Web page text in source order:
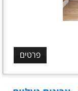
פרטים